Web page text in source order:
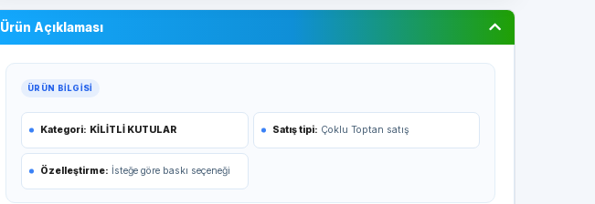
Ürün Açıklaması
ÜRÜN BILGISI
Kategori: KİLİTLİ KUTULAR Satış tipi: Çoklu Toptan satış
Özelleştirme: İsteğe göre baskı seçeneği